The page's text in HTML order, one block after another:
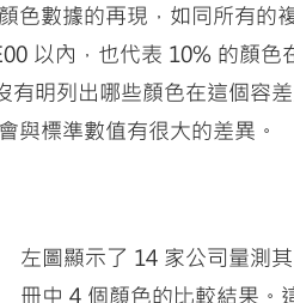
色數據的再現，如同所有的
以內，也代表 10% 的顏色
明列出哪些顏色在這個容
與標準數值有很大的差異。
左圖顯示了 14 家公司量測
冊中 4 個顏色的比較結果。